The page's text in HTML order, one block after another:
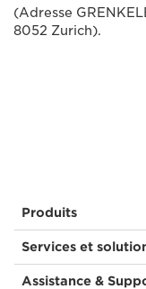
(Adresse
8052 Zurich).
Produits
Services et
Assistance &